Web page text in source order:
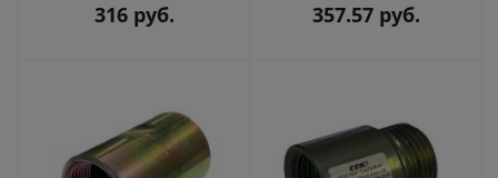
316руб. 357.57 руб.